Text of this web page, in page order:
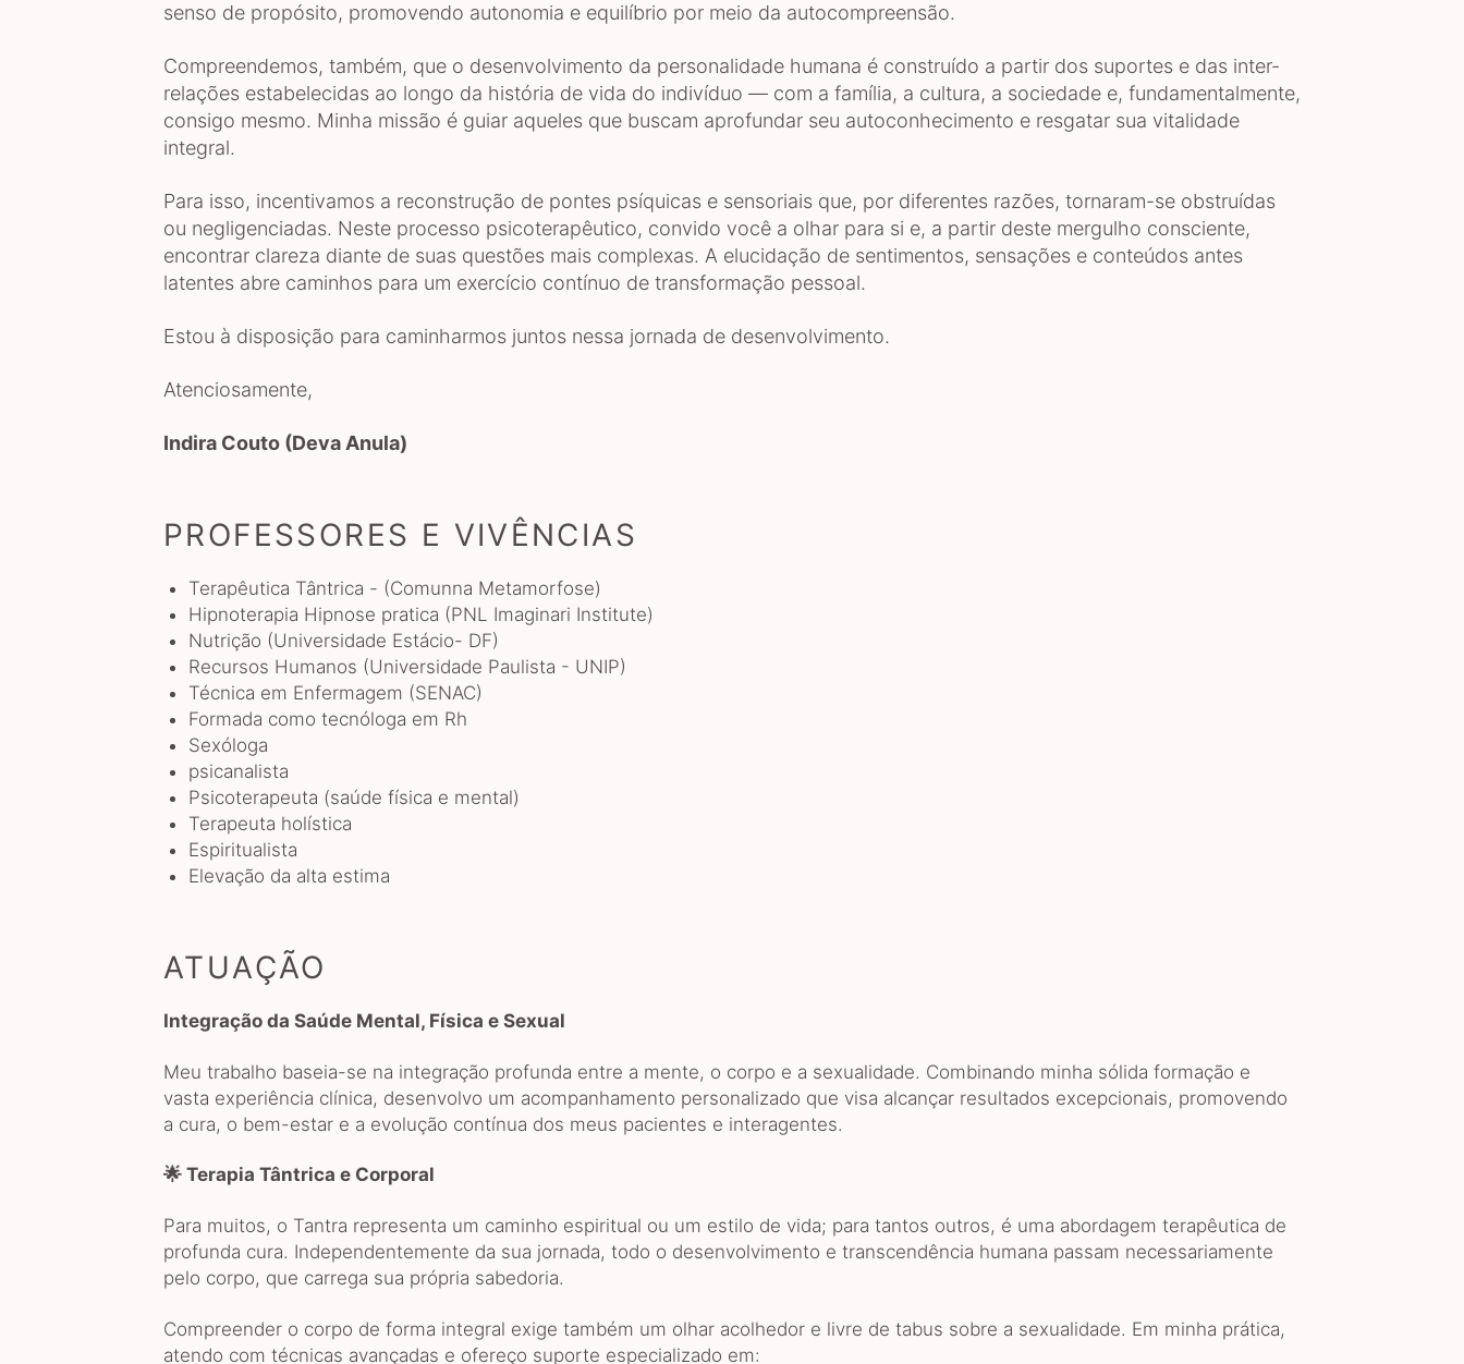
senso de propósito, promovendo autonomia e equilíbrio por meio da autocompreensão.
Compreendemos, também, que o desenvolvimento da personalidade humana é construído a partir dos suportes e das inter-
relações estabelecidas ao longo da história de vida do indivíduo — com a família, a cultura, a sociedade e, fundamentalmente,
consigo mesmo. Minha missão é guiar aqueles que buscam aprofundar seu autoconhecimento e resgatar sua vitalidade
integral.
Para isso, incentivamos a reconstrução de pontes psíquicas e sensoriais que, por diferentes razões, tornaram-se obstruídas
ou negligenciadas. Neste processo psicoterapêutico, convido você a olhar para si e, a partir deste mergulho consciente,
encontrar clareza diante de suas questões mais complexas. A elucidação de sentimentos, sensações e conteúdos antes
latentes abre caminhos para um exercício contínuo de transformação pessoal.
Estou à disposição para caminharmos juntos nessa jornada de desenvolvimento.
Atenciosamente,
Indira Couto (Deva Anula)
PROFESSORES E VIVÊNCIAS
Terapêutica Tântrica - (Comunna Metamorfose)
Hipnoterapia Hipnose pratica (PNL Imaginari Institute)
Nutrição (Universidade Estácio- DF)
Recursos Humanos (Universidade Paulista - UNIP)
Técnica em Enfermagem (SENAC)
Formada como tecnóloga em Rh
Sexóloga
psicanalista
Psicoterapeuta (saúde física e mental)
Terapeuta holística
Espiritualista
Elevação da alta estima
ATUAÇÃO
Integração da Saúde Mental, Física e Sexual
Meu trabalho baseia-se na integração profunda entre a mente, o corpo e a sexualidade. Combinando minha sólida formação e
vasta experiência clínica, desenvolvo um acompanhamento personalizado que visa alcançar resultados excepcionais, promovendo
a cura, o bem-estar e a evolução contínua dos meus pacientes e interagentes.
🌟 Terapia Tântrica e Corporal
Para muitos, o Tantra representa um caminho espiritual ou um estilo de vida; para tantos outros, é uma abordagem terapêutica de
profunda cura. Independentemente da sua jornada, todo o desenvolvimento e transcendência humana passam necessariamente
pelo corpo, que carrega sua própria sabedoria.
Compreender o corpo de forma integral exige também um olhar acolhedor e livre de tabus sobre a sexualidade. Em minha prática,
atendo com técnicas avançadas e ofereço suporte especializado em: